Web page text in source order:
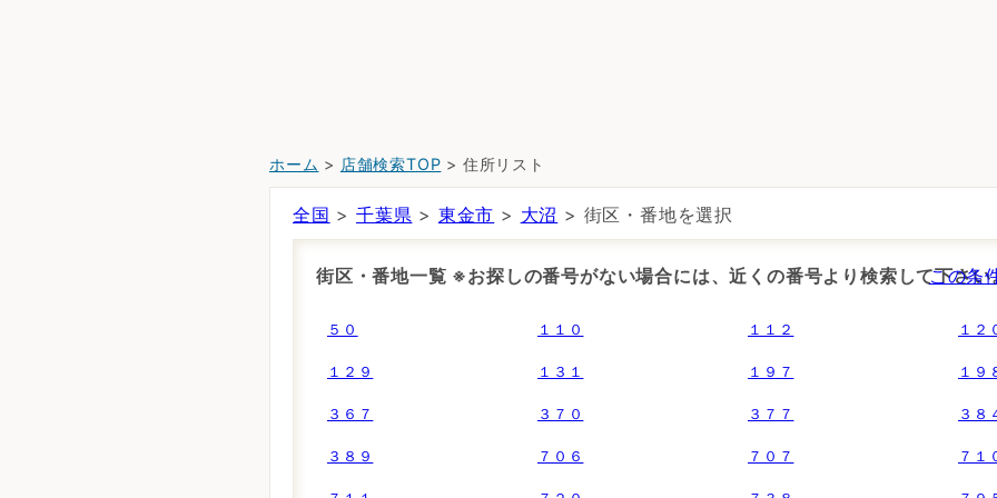
ホーム > 店舗検索TOP > 住所リスト
全国 >千葉県 > 東金市 > 大沼 > 街区・番地を選択
街区・番地一覧 ※お探しの番号がない場合には、近くの番号より検索して下さい
この条
５０ １１０ １１２ １２
１２９ １３１ １９７ １９
３６７ ３７０ ３７７ ３８
３８９ ７０６ ７０７ ７１